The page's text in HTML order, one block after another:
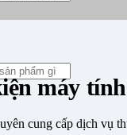
máy
cung cấp dịch vụ